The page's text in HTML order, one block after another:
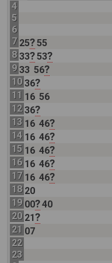
4
5
6
7 25?55
8 33?53?
9 33 56?
10 36?
11 16 56
12 36?
13 16 46?
14 16 46?
15 16 46?
16 16 46?
17 16 46?
18 20
19 00?40
20 21?
21 07
22
23